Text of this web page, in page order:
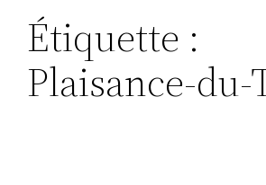
Étiquette :
Plaisance-du-